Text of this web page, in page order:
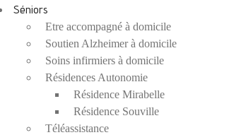
Séniors
Etre accompagné à domicile
Soutien Alzheimer à domicile
Soins infirmiers à domicile
Résidences Autonomie
Résidence Mirabelle
Résidence Souville
Téléassistance